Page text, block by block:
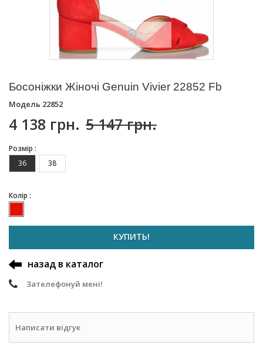
Босоніжки Жіночі Genuin Vivier 22852 Fb
Модель 22852
4 138 грн. 5 147 грн.
Розмір :
36
38
Колір :
КУПИТЬ!
назад в каталог
Зателефонуй мені!
Написати відгук